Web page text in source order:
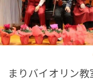
まりバイオリン教